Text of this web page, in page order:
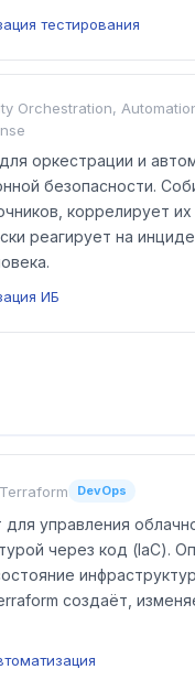
тестирования
Orchestration,
оркестрации и
безопасности.
коррелирует их
реагирует на
ИБ
Terraform DevOps
управления
через код (IaC).
создаёт,